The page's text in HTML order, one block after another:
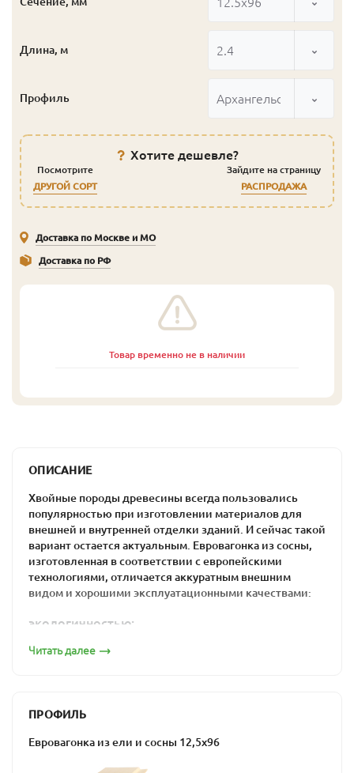
Длина, м 2.4
Профиль Архангельск
Хотите дешевле?
Посмотрите
ДРУГОЙ СОРТ
Зайдите на страницу
РАСПРОДАЖА
Доставка по Москве и МО
Доставка по РФ
Товар временно не в наличии
ОПИСАНИЕ
Хвойные породы древесины всегда пользовались
популярностью при изготовлении материалов для
внешней и внутренней отделки зданий. И сейчас такой
вариант остается актуальным. Евровагонка из сосны,
изготовленная в соответствии с европейскими
технологиями, отличается аккуратным внешним
видом и хорошими эксплуатационными качествами:
экологичностью;
лигнина;
долговечностью, что является результатом
содержания смол в составе древесины;
Читать далее
ПРОФИЛЬ
Евровагонка из ели и сосны 12,5х96